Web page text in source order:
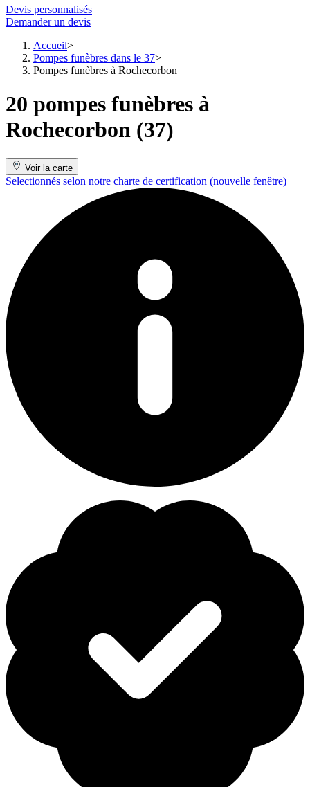
Devis personnalisés
Demander un devis
Accueil
Pompes funèbres dans le 37
Pompes funèbres à Rochecorbon
20 pompes funèbres à
Rochecorbon (37)
Voir la carte
Selectionnés selon notre charte de certification (nouvelle fenêtre)